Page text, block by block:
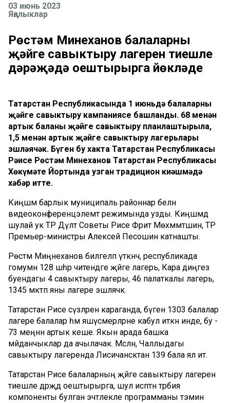
03 июнь 2023
Яңалыклар
Рөстәм Миңнеханов балаларның
җәйге савыктыру лагерен тиешле
дәрәҗәдә оештырырга йөкләде
Татарстан Республикасында 1 июньдә балаларны
җәйге савыктыру кампаниясе башланды. 68 меңнән
артык баланы җәйге савыктыру планлаштырыла,
1,5 меңнән артык җәйге савыктыру лагерьлары
эшләячәк. Бүген бу хакта Татарстан Республикасы
Рәисе Рөстәм Миңнеханов Татарстан Республикасы
Хөкүмәте Йортында узган традицион киңәшмәдә
хәбәр итте.
Киңәшмә барлык муниципаль районнар белән
видеоконференцэлемтә режимында узды. Киңәшмәдә
шулай ук ТР Дәүләт Советы Рәисе Фәрит Мөхәммәтшин, ТР
Премьер-министры Алексей Песошин катнашты.
Рөстәм Миңнеханов билгеләп үткәнчә, республикада
гомумән 128 шәһәр читендәге җәйге лагерь, Кара диңгез
буендагы 4 савыктыру лагеры, 46 палаткалы лагерь,
1345 мәктәп яны лагере эшләячәк.
Татарстан Рәисе сүзләренә караганда, бүген 1303 балалар
лагере балалар һәм яшүсмерләрне кабул иткән инде, бу -
73 меңнән артык кеше. Якын арада башка
мәйданчыклар да ачылачак. Мәсәлән, Чаллыдагы
савыктыру лагеренда Лисичансктан 139 бала ял итә.
Татарстан Рәисе балаларның җәйге савыктыру лагерен
тиешле дәрәҗәдә оештырырга, шул исәптән тәрбия
компоненты булган эчтәлекле программаны тәэмин